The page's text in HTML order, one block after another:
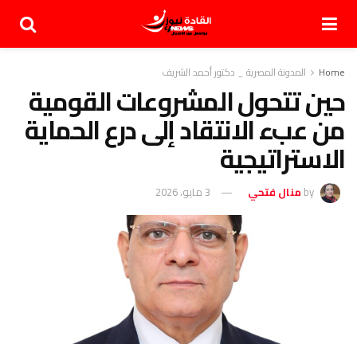
Home المدونة المصرية _ دكتور أحمد الشريف
حين تتحول المشروعات القومية
من عبء الانتقاد إلى درع الحماية
الاستراتيجية
by منال فتحي 3 مايو، 2026